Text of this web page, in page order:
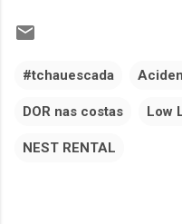
#tchauescada
DOR nas costas Low
NEST RENTAL